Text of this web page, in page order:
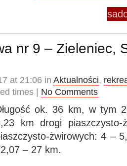
nr 9 – Zieleniec,
at 21:06 in Aktualności,
times | No Comments
ok. 36 km, w tym
km drogi piaszczysto-
żwirowych: 4 –
– 27 km.